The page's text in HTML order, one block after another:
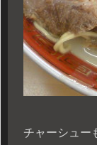
チャーシュー